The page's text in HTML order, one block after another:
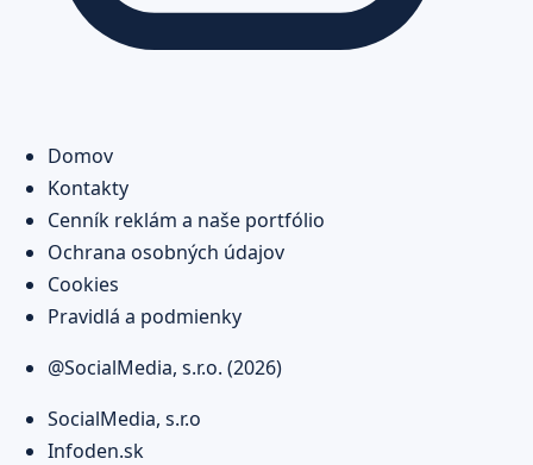
Domov
Kontakty
Cenník reklám a naše portfólio
Ochrana osobných údajov
Cookies
Pravidlá a podmienky
@SocialMedia, s.r.o. (2026)
SocialMedia, s.r.o
Infoden.sk